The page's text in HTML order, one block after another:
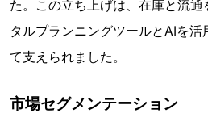
た。この立ち上げは、在庫と流
タルプランニングツールとAIを
て支えられました。
市場セグメンテーション